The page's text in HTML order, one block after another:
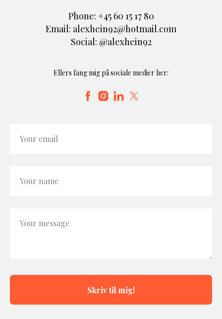
Phone: +45 60 15 17 80
Email: alexhein92@hotmail.com
Social: @alexhein92
Ellers fang mig på sociale medier her:
Your email
Your name
Your message
Skriv til mig!